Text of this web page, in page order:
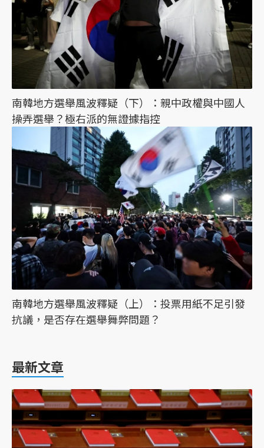
南韓地方選舉風波釋疑（下）：親中政權與中國人
操弄選舉？極右派的無證據指控
南韓地方選舉風波釋疑（上）：投票用紙不足引發
抗議，是否存在選舉舞弊問題？
最新文章